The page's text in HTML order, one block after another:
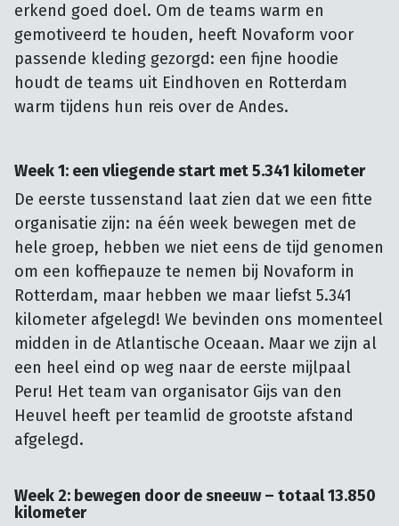
erkend goed doel. Om de teams warm en
gemotiveerd te houden, heeft Novaform voor
passende kleding gezorgd: een fijne hoodie
houdt de teams uit Eindhoven en Rotterdam
warm tijdens hun reis over de Andes.
Week 1: een vliegende start met 5.341 kilometer
De eerste tussenstand laat zien dat we een fitte
organisatie zijn: na één week bewegen met de
hele groep, hebben we niet eens de tijd genomen
om een koffiepauze te nemen bij Novaform in
Rotterdam, maar hebben we maar liefst 5.341
kilometer afgelegd! We bevinden ons momenteel
midden in de Atlantische Oceaan. Maar we zijn al
een heel eind op weg naar de eerste mijlpaal
Peru! Het team van organisator Gijs van den
Heuvel heeft per teamlid de grootste afstand
afgelegd.
Week 2: bewegen door de sneeuw – totaal 13.850
kilometer